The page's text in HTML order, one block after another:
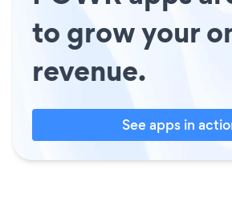
to grow your
revenue.
See apps in